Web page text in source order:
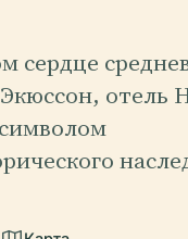
сердце
отель